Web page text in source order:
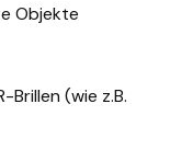
Objekte
Brillen (wie z.B.